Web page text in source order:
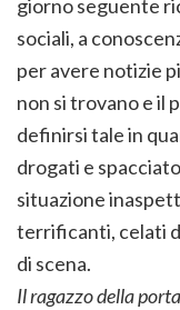
giorno seguente
sociali, a
per avere notizie
non si trovano e il
definirsi tale in
drogati e
situazione
terrificanti, celati
di scena.
Il ragazzo della